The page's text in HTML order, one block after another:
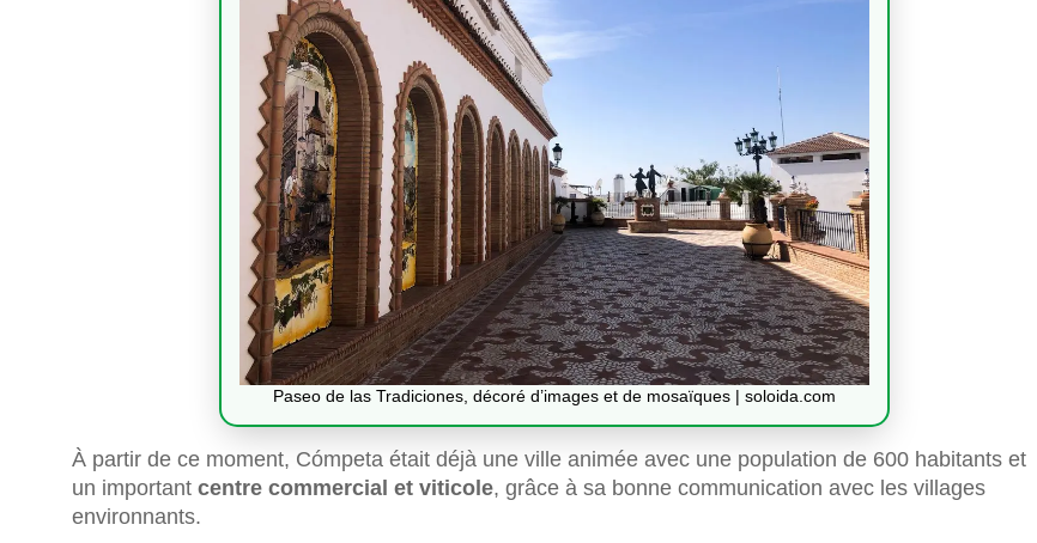
Paseo de las Tradiciones, décoré d’images et de mosaïques | soloida.com
À partir de ce moment, Cómpeta était déjà une ville animée avec une population de 600 habitants et
un important centre commercial et viticole, grâce à sa bonne communication avec les villages
environnants.